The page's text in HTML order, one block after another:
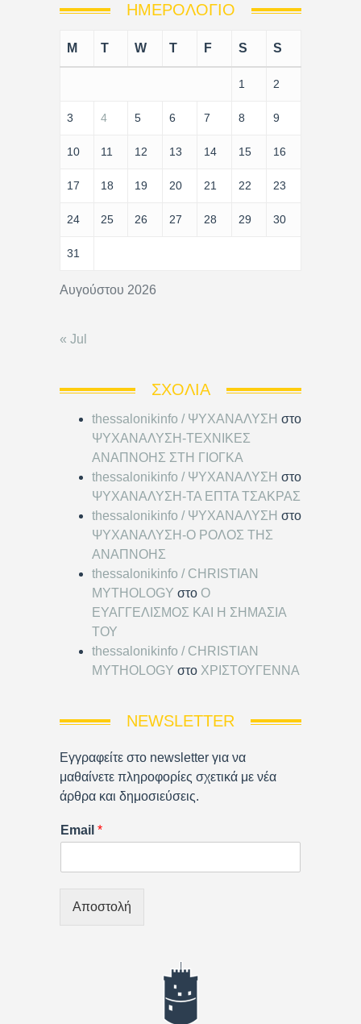
ΗΜΕΡΟΛΌΓΙΟ
Αυγούστου 2026
M T W T F S S
1 2
3 4 5 6 7 8 9
10 11 12 13 14 15 16
17 18 19 20 21 22 23
24 25 26 27 28 29 30
31
« Jul
ΣΧΌΛΙΑ
thessalonikinfo / ΨΥΧΑΝΑΛΥΣΗ στο
ΨΥΧΑΝΑΛΥΣΗ-ΤΕΧΝΙΚΕΣ
ΑΝΑΠΝΟΗΣ ΣΤΗ ΓΙΟΓΚΑ
thessalonikinfo / ΨΥΧΑΝΑΛΥΣΗ στο
ΨΥΧΑΝΑΛΥΣΗ-ΤΑ ΕΠΤΑ ΤΣΑΚΡΑΣ
thessalonikinfo / ΨΥΧΑΝΑΛΥΣΗ στο
ΨΥΧΑΝΑΛΥΣΗ-Ο ΡΟΛΟΣ ΤΗΣ
ΑΝΑΠΝΟΗΣ
thessalonikinfo / CHRISTIAN
MYTHOLOGY στο Ο
ΕΥΑΓΓΕΛΙΣΜΟΣ ΚΑΙ Η ΣΗΜΑΣΙΑ
ΤΟΥ
thessalonikinfo / CHRISTIAN
MYTHOLOGY στο ΧΡΙΣΤΟΥΓΕΝΝΑ
NEWSLETTER
Εγγραφείτε στο newsletter για να
μαθαίνετε πληροφορίες σχετικά με νέα
άρθρα και δημοσιεύσεις.
Email *
Αποστολή